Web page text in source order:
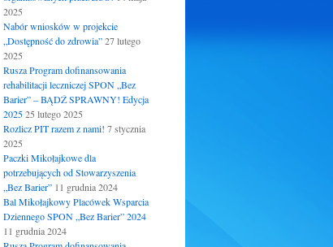
2025
Nabór wniosków w projekcie
„Dostępność do zdrowia” 27 lutego
2025
Rusza Program dofinansowania
rehabilitacji leczniczej SPON „Bez
Barier” – BĄDŹ SPRAWNY! Edycja
2025 25 lutego 2025
Rozlicz PIT razem z nami! 7 stycznia
2025
Paczki Mikołajkowe dla
potrzebujących od Stowarzyszenia
„Bez Barier” 11 grudnia 2024
Bal Mikołajkowy Placówek Wsparcia
Dziennego SPON „Bez Barier” 2024
11 grudnia 2024